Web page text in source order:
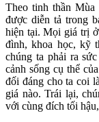
Theo tinh thần Mùa
được diễn tả trong
hiện tại. Mọi giá trị
đình, khoa học, kỹ
chúng ta phải ra
cảnh sống cụ thể
đối đáng cho ta coi
giá nào. Trái lại,
với cùng đích tối